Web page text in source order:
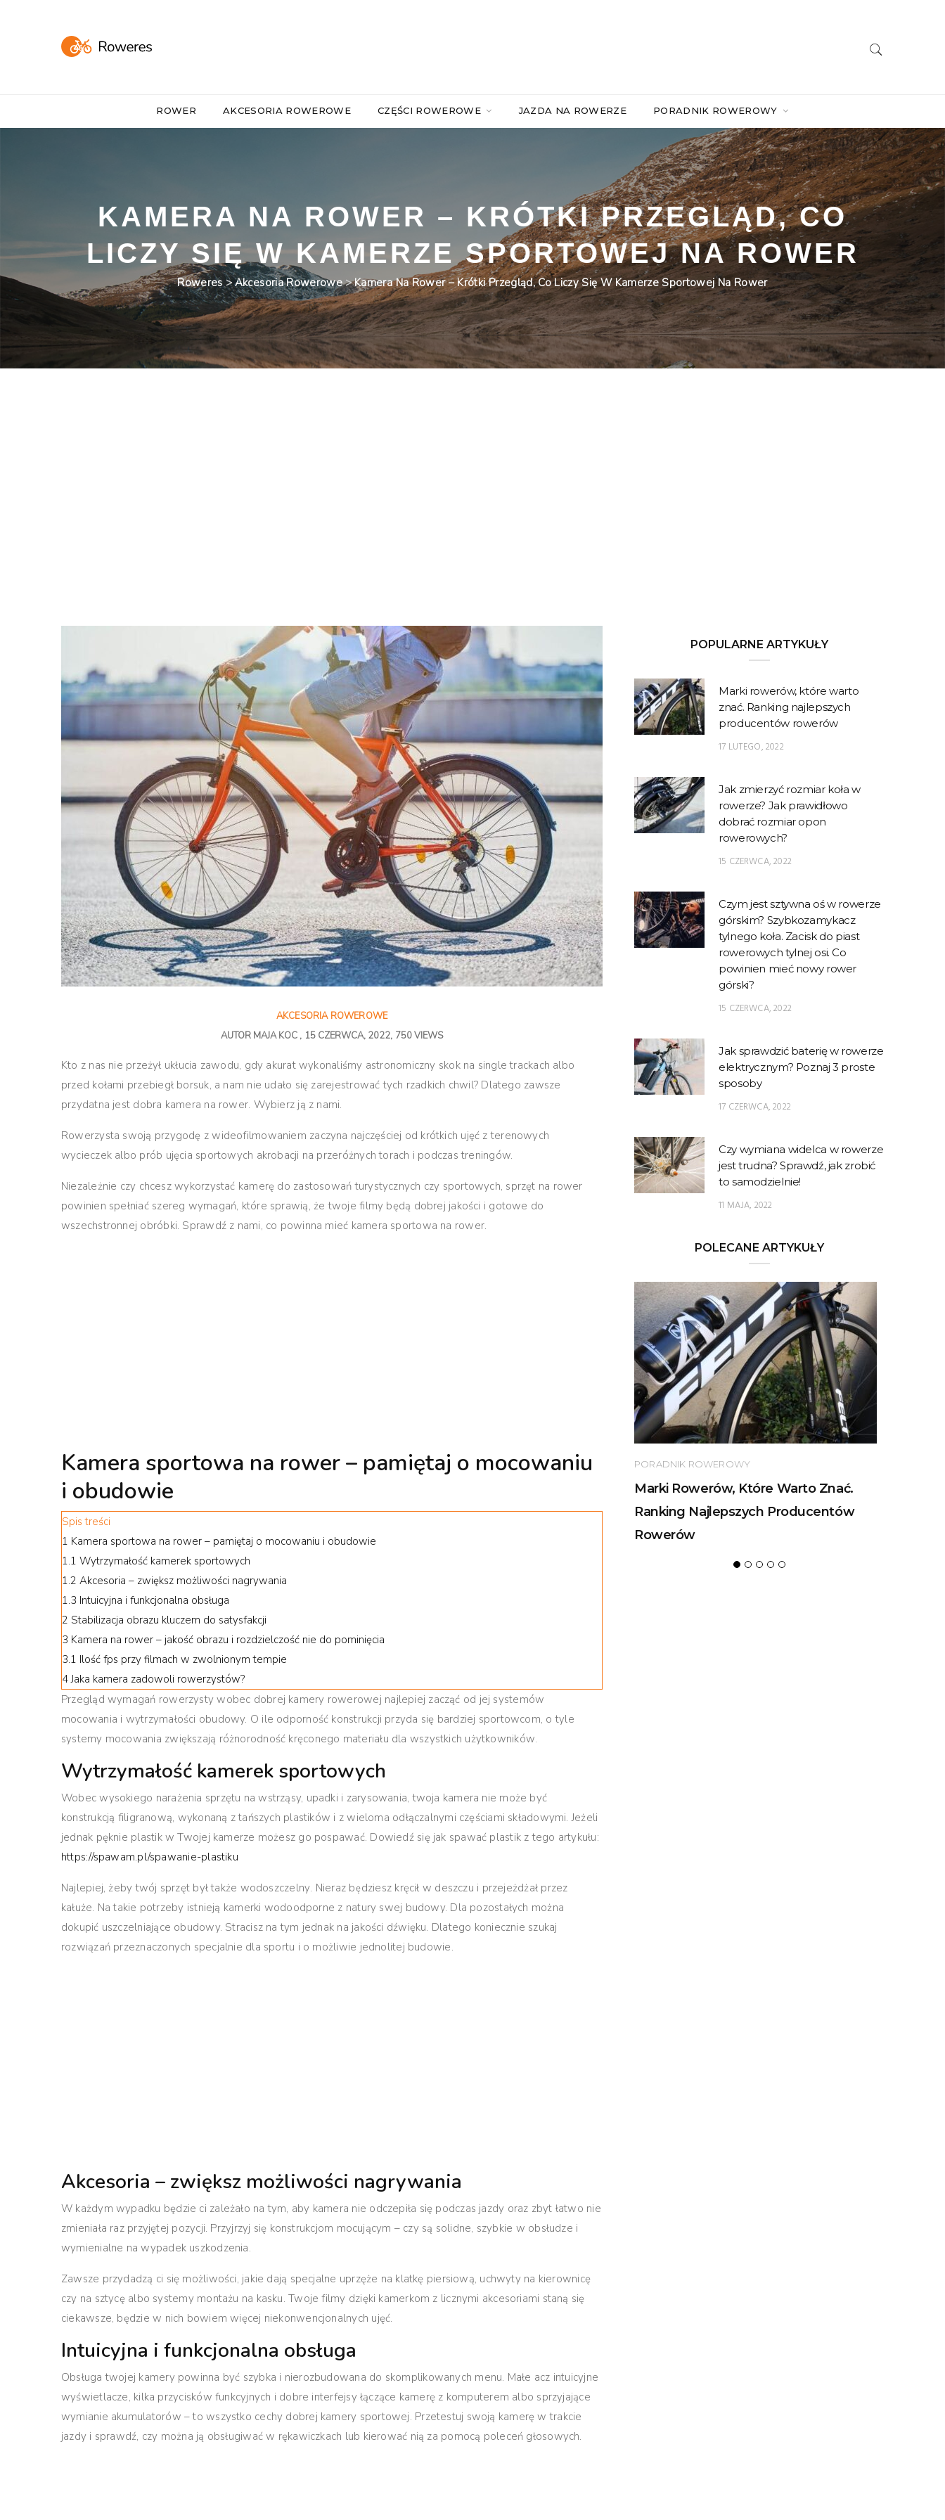
ROWER AKCESORIA ROWEROWE CZĘŚCI ROWEROWE JAZDA NA ROWERZE PORADNIK ROWEROWY
KAMERA NA ROWER – KRÓTKI PRZEGLĄD, CO
LICZY SIĘ W KAMERZE SPORTOWEJ NA ROWER
Roweres>Akcesoria Rowerowe>Kamera Na Rower – Krótki Przegląd, Co Liczy Się W Kamerze Sportowej Na Rower
AKCESORIA ROWEROWE
AUTOR MAJA KOC 15 CZERWCA, 2022 750 VIEWS
Kto z nas nie przeżył ukłucia zawodu, gdy akurat wykonaliśmy astronomiczny skok na single trackach albo
przed kołami przebiegł borsuk, a nam nie udało się zarejestrować tych rzadkich chwil? Dlatego zawsze
przydatna jest dobra kamera na rower. Wybierz ją z nami.
Rowerzysta swoją przygodę z wideofilmowaniem zaczyna najczęściej od krótkich ujęć z terenowych
wycieczek albo prób ujęcia sportowych akrobacji na przeróżnych torach i podczas treningów.
Niezależnie czy chcesz wykorzystać kamerę do zastosowań turystycznych czy sportowych, sprzęt na rower
powinien spełniać szereg wymagań, które sprawią, że twoje filmy będą dobrej jakości i gotowe do
wszechstronnej obróbki. Sprawdź z nami, co powinna mieć kamera sportowa na rower.
Kamera sportowa na rower – pamiętaj o mocowaniu
i obudowie
Spis treści
1 Kamera sportowa na rower – pamiętaj o mocowaniu i obudowie
1.1 Wytrzymałość kamerek sportowych
1.2 Akcesoria – zwiększ możliwości nagrywania
1.3 Intuicyjna i funkcjonalna obsługa
2 Stabilizacja obrazu kluczem do satysfakcji
3 Kamera na rower – jakość obrazu i rozdzielczość nie do pominięcia
3.1 Ilość fps przy filmach w zwolnionym tempie
4 Jaka kamera zadowoli rowerzystów?
Przegląd wymagań rowerzysty wobec dobrej kamery rowerowej najlepiej zacząć od jej systemów
mocowania i wytrzymałości obudowy. O ile odporność konstrukcji przyda się bardziej sportowcom, o tyle
systemy mocowania zwiększają różnorodność kręconego materiału dla wszystkich użytkowników.
Wytrzymałość kamerek sportowych
Wobec wysokiego narażenia sprzętu na wstrząsy, upadki i zarysowania, twoja kamera nie może być
konstrukcją filigranową, wykonaną z tańszych plastików i z wieloma odłączalnymi częściami składowymi. Jeżeli
jednak pęknie plastik w Twojej kamerze możesz go pospawać. Dowiedź się jak spawać plastik z tego artykułu:
https://spawam.pl/spawanie-plastiku
Najlepiej, żeby twój sprzęt był także wodoszczelny. Nieraz będziesz kręcił w deszczu i przejeżdżał przez
kałuże. Na takie potrzeby istnieją kamerki wodoodporne z natury swej budowy. Dla pozostałych można
dokupić uszczelniające obudowy. Stracisz na tym jednak na jakości dźwięku. Dlatego koniecznie szukaj
rozwiązań przeznaczonych specjalnie dla sportu i o możliwie jednolitej budowie.
Akcesoria – zwiększ możliwości nagrywania
W każdym wypadku będzie ci zależało na tym, aby kamera nie odczepiła się podczas jazdy oraz zbyt łatwo nie
zmieniała raz przyjętej pozycji. Przyjrzyj się konstrukcjom mocującym – czy są solidne, szybkie w obsłudze i
wymienialne na wypadek uszkodzenia.
Zawsze przydadzą ci się możliwości, jakie dają specjalne uprzęże na klatkę piersiową, uchwyty na kierownicę
czy na sztycę albo systemy montażu na kasku. Twoje filmy dzięki kamerkom z licznymi akcesoriami staną się
ciekawsze, będzie w nich bowiem więcej niekonwencjonalnych ujęć.
Intuicyjna i funkcjonalna obsługa
Obsługa twojej kamery powinna być szybka i nierozbudowana do skomplikowanych menu. Małe acz intuicyjne
wyświetlacze, kilka przycisków funkcyjnych i dobre interfejsy łączące kamerę z komputerem albo sprzyjające
wymianie akumulatorów – to wszystko cechy dobrej kamery sportowej. Przetestuj swoją kamerę w trakcie
jazdy i sprawdź, czy można ją obsługiwać w rękawiczkach lub kierować nią za pomocą poleceń głosowych.
POPULARNE ARTYKUŁY
Marki rowerów, które warto
znać. Ranking najlepszych
producentów rowerów
17 LUTEGO, 2022
Jak zmierzyć rozmiar koła w
rowerze? Jak prawidłowo
dobrać rozmiar opon
rowerowych?
15 CZERWCA, 2022
Czym jest sztywna oś w rowerze
górskim? Szybkozamykacz
tylnego koła. Zacisk do piast
rowerowych tylnej osi. Co
powinien mieć nowy rower
górski?
15 CZERWCA, 2022
Jak sprawdzić baterię w rowerze
elektrycznym? Poznaj 3 proste
sposoby
17 CZERWCA, 2022
Czy wymiana widelca w rowerze
jest trudna? Sprawdź, jak zrobić
to samodzielnie!
11 MAJA, 2022
POLECANE ARTYKUŁY
PORADNIK ROWEROWY
Marki Rowerów, Które Warto Znać.
Ranking Najlepszych Producentów
Rowerów